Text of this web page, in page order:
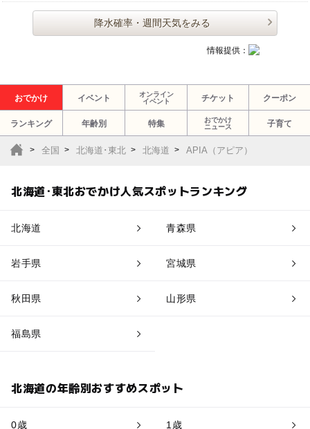
降水確率・週間天気をみる
情報提供：
おでかけ イベント
オンライン
イベント
チケット クーポン
ランキング 年齢別 特集
おでかけ
ニュース
子育て
全国 北海道･東北 北海道 APIA（アピア）
北海道･東北おでかけ人気スポットランキング
北海道 青森県
岩手県 宮城県
秋田県 山形県
福島県
北海道の年齢別おすすめスポット
0歳 1歳